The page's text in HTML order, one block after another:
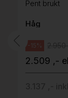
Pent brukt
Håg
-15%
2.509 ,-